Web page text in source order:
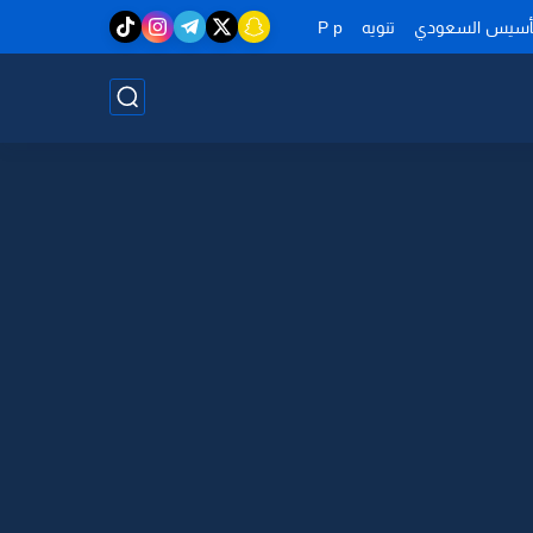
السعودي تنويه P p